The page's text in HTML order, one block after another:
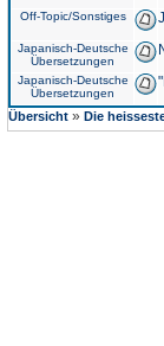
Off-Topic/Sonstiges
Japanisch-Deutsche
Übersetzungen
Japanisch-Deutsche
Übersetzungen
Übersicht » Die